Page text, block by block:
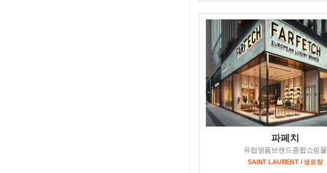
파페치
유럽명품브랜드종합쇼핑몰
SAINT LAURENT / 생로랑